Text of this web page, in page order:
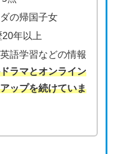
の帰国子女
年以上
語学習などの情報
ラマとオンライン
ップを続けていま